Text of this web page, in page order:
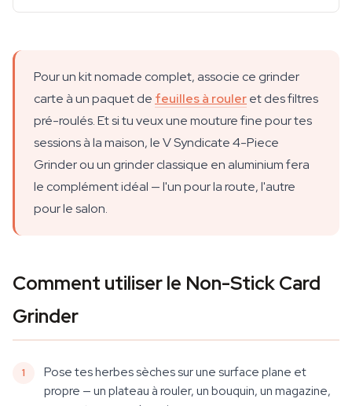
Pour un kit nomade complet, associe ce grinder
carte à un paquet de feuilles à rouleret des filtres
pré-roulés. Et si tu veux une mouture fine pour tes
sessions à la maison, le V Syndicate 4-Piece
Grinder ou un grinder classique en aluminium fera
le complément idéal — l'un pour la route, l'autre
pour le salon.
Comment utiliser le Non-Stick Card
Grinder
Pose tes herbes sèches sur une surface plane et
propre — un plateau à rouler, un bouquin, un magazine,